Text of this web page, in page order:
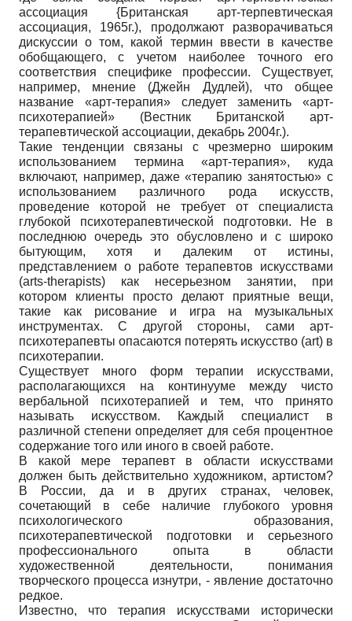
ассоциация {Британская арт-терпевтическая
ассоциация, 1965г.), продолжают разворачиваться
дискуссии о том, какой термин ввести в качестве
обобщающего, с учетом наиболее точного его
соответствия специфике профессии. Существует,
например, мнение (Джейн Дудлей), что общее
название «арт-терапия» следует заменить «арт-
психотерапией» (Вестник Британской арт-
терапевтической ассоциации, декабрь 2004г.).
Такие тенденции связаны с чрезмерно широким
использованием термина «арт-терапия», куда
включают, например, даже «терапию занятостью» с
использованием различного рода искусств,
проведение которой не требует от специалиста
глубокой психотерапевтической подготовки. Не в
последнюю очередь это обусловлено и с широко
бытующим, хотя и далеким от истины,
представлением о работе терапевтов искусствами
(arts-therapists) как несерьезном занятии, при
котором клиенты просто делают приятные вещи,
такие как рисование и игра на музыкальных
инструментах. С другой стороны, сами арт-
психотерапевты опасаются потерять искусство (art) в
психотерапии.
Существует много форм терапии искусствами,
располагающихся на континууме между чисто
вербальной психотерапией и тем, что принято
называть искусством. Каждый специалист в
различной степени определяет для себя процентное
содержание того или иного в своей работе.
В какой мере терапевт в области искусствами
должен быть действительно художником, артистом?
В России, да и в других странах, человек,
сочетающий в себе наличие глубокого уровня
психологического образования,
психотерапевтической подготовки и серьезного
профессионального опыта в области
художественной деятельности, понимания
творческого процесса изнутри, - явление достаточно
редкое.
Известно, что терапия искусствами исторически